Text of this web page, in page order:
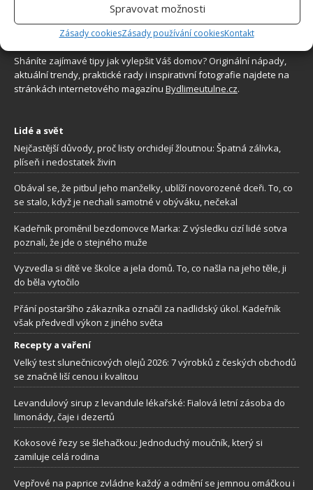
Spravovat možnosti
Zásady cookiesZásady používání cookiesKontakt
O WEBU
Sháníte zajímavé tipy jak vylepšit Váš domov? Originální nápady,
aktuální trendy, praktické rady i inspirativní fotografie najdete na
stránkách internetového magazínu Bydlimeutulne.cz.
Lidé a svět
Nejčastější důvody, proč listy orchidejí žloutnou: Špatná zálivka,
plíseň i nedostatek živin
Obával se, že pitbul jeho manželky, ublíží novorozené dceři. To, co
se stalo, když je nechali samotné v obýváku, nečekal
Kadeřník proměnil bezdomovce Marka: Z výsledku cizí lidé sotva
poznali, že jde o stejného muže
Vyzvedla si dítě ve školce a jela domů. To, co našla na jeho těle, ji
do běla vytočilo
Přání postaršího zákazníka označil za nadlidský úkol. Kadeřník
však předvedl výkon z jiného světa
Recepty a vaření
Velký test slunečnicových olejů 2026: 7 výrobků z českých obchodů
se značně liší cenou i kvalitou
Levandulový sirup z levandule lékařské: Fialová letní zásoba do
limonády, čaje i dezertů
Kokosové řezy se šlehačkou: Jednoduchý moučník, který si
zamiluje celá rodina
Vepřové na paprice zvládne každý a odmění se jemnou omáčkou i